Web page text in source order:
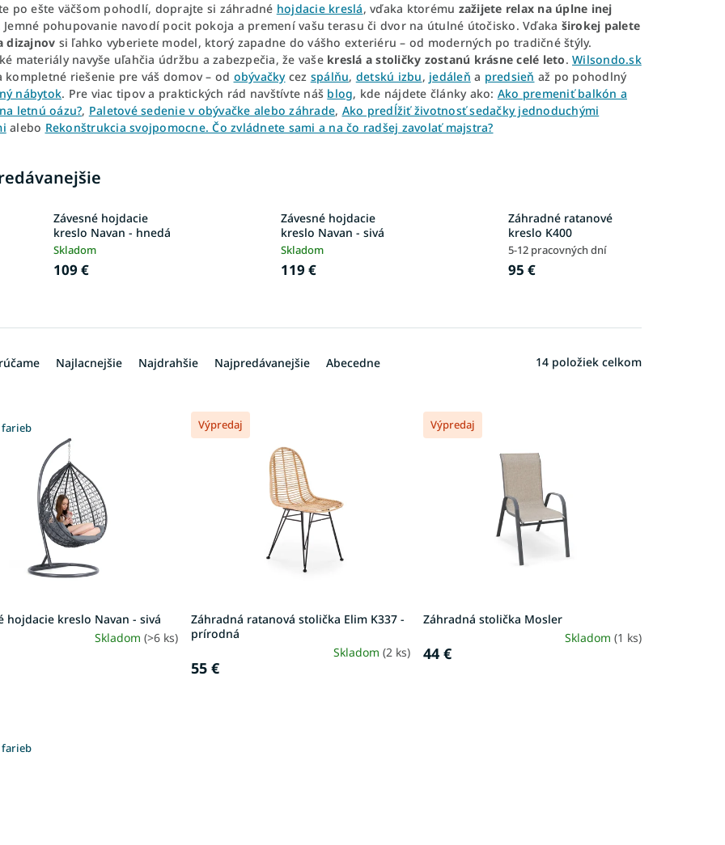
po ešte väčšom pohodlí, doprajte si záhradné hojdacie kreslá, vďaka ktorému zažijete relax na úplne inej
Jemné pohupovanie navodí pocit pokoja a premení vašu terasu či dvor na útulné útočisko. Vďaka širokej palete
dizajnov si ľahko vyberiete model, ktorý zapadne do vášho exteriéru – od moderných po tradičné štýly.
materiály navyše uľahčia údržbu a zabezpečia, že vašekreslá a stoličky zostanú krásne celé leto. Wilsondo.sk
kompletné riešenie pre váš domov – od obývačkycez spálňu, detskú izbu, jedáleň a predsieň až po pohodlný
nábytok. Pre viac tipov a praktických rád navštívte náš blog, kde nájdete články ako: Ako premeniť balkón a
letnú oázu?, Paletové sedenie v obývačke alebo záhrade, Ako predĺžiť životnosť sedačky jednoduchými
alebo Rekonštrukcia svojpomocne. Čo zvládnete sami a na čo radšej zavolať majstra?
Závesné hojdacie
kreslo Navan - hnedá
Skladom
109 €
Závesné hojdacie
kreslo Navan - sivá
Skladom
119 €
Záhradné ratanové
kreslo K400
5-12 pracovných dní
95 €
Najlacnejšie Najdrahšie Najpredávanejšie Abecedne 14 položiek celkom
farieb
hojdacie kreslo Navan - sivá
Skladom(>6 ks)
Výpredaj
Záhradná ratanová stolička Elim K337 -
prírodná
Skladom (2 ks)
55 €
Výpredaj
Záhradná stolička Mosler
Skladom (1 ks)
44 €
farieb